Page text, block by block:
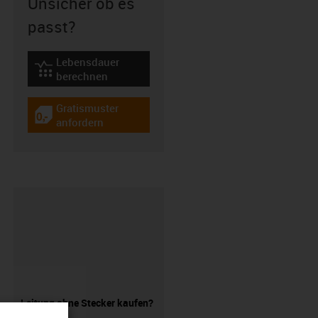
passt?
igus-icon-lebensdauerrechner
Lebensdauer
berechnen
igus-icon-gratismuster
Gratismuster
anfordern
Leitung ohne Stecker kaufen?